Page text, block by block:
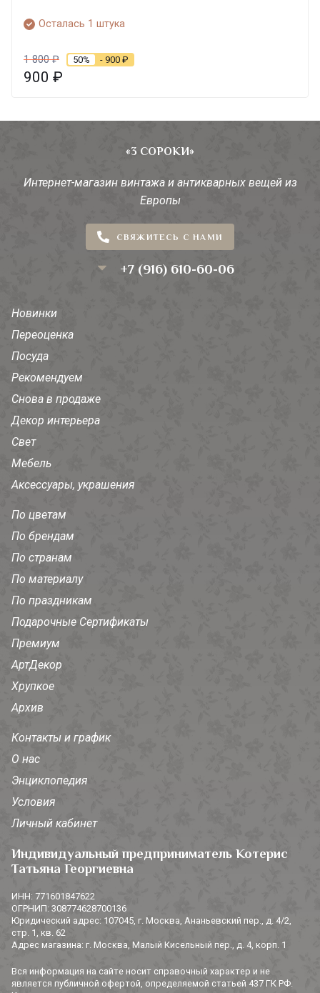
Осталась 1 штука
1 800₽ 50% - 900 ₽
900 ₽
«3 СОРОКИ»
Интернет-магазин винтажа и антикварных вещей из
Европы
СВЯЖИТЕСЬ С НАМИ
+7 (916) 610-60-06
Новинки
Переоценка
Посуда
Рекомендуем
Снова в продаже
Декор интерьера
Свет
Мебель
Аксессуары, украшения
По цветам
По брендам
По странам
По материалу
По праздникам
Подарочные Сертификаты
Премиум
АртДекор
Хрупкое
Архив
Контакты и график
О нас
Энциклопедия
Условия
Личный кабинет
Индивидуальный предприниматель Котерис
Татьяна Георгиевна
ИНН: 771601847622
ОГРНИП: 308774628700136
Юридический адрес: 107045, г. Москва, Ананьевский пер., д. 4/2,
стр. 1, кв. 62
Адрес магазина: г. Москва, Малый Кисельный пер., д. 4, корп. 1
Вся информация на сайте носит справочный характер и не
является публичной офертой, определяемой статьей 437 ГК РФ.